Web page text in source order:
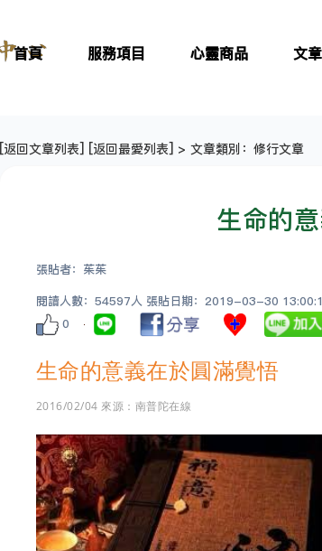
首頁 服務項目 心靈商品 文章
[返回文章列表] [返回最愛列表] > 文章類別：修行文章
生命的
張貼者：茱茱
閱讀人數：54597人 張貼日期：2019-03-30
0
生命的意義在於圓滿覺悟
2016/02/04 來源：南普陀在線